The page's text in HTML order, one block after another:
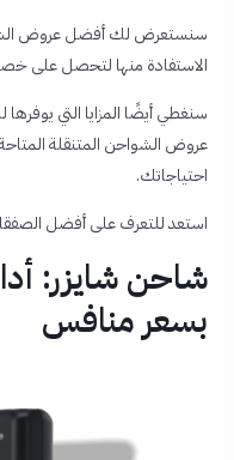
سنستعرض لك أفضل عروض
الاستفادة منها لتحصل على
سنغطي أيضًا المزايا التي
عروض الشواحن المتنقلة
احتياجاتك.
استعد للتعرف على أفضل
شاحن شايزر:
بسعر منافس